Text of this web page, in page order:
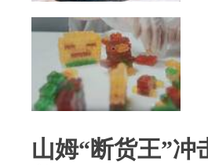
山姆“断货王”冲